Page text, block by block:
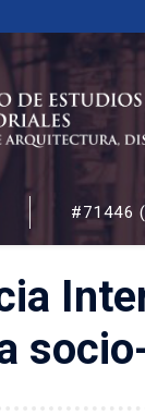
DISEÑO Y
#71446